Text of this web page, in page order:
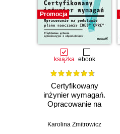
Promocja
książka ebook
Certyfikowany
inżynier wymagań.
Opracowanie na
nauczania IREB®
Karolina Zmitrowicz